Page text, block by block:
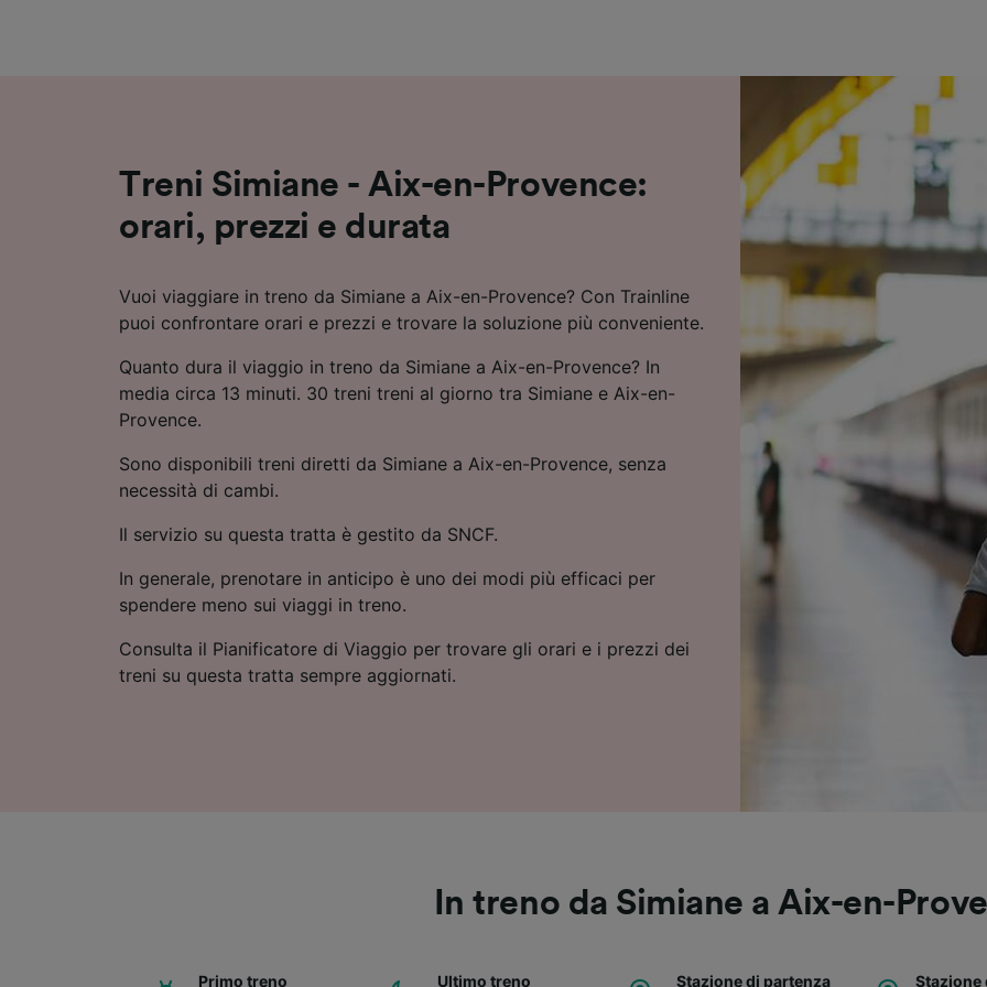
Treni Simiane - Aix-en-Provence:
orari, prezzi e durata
Vuoi viaggiare in treno da Simiane a Aix-en-Provence? Con Trainline
puoi confrontare orari e prezzi e trovare la soluzione più conveniente.
Quanto dura il viaggio in treno da Simiane a Aix-en-Provence? In
media circa 13 minuti. 30 treni treni al giorno tra Simiane e Aix-en-
Provence.
Sono disponibili treni diretti da Simiane a Aix-en-Provence, senza
necessità di cambi.
Il servizio su questa tratta è gestito da SNCF.
In generale, prenotare in anticipo è uno dei modi più efficaci per
spendere meno sui viaggi in treno.
Consulta il Pianificatore di Viaggio per trovare gli orari e i prezzi dei
treni su questa tratta sempre aggiornati.
In treno da Simiane a Aix-en-
Primo treno Ultimo treno Stazione di partenza Stazione